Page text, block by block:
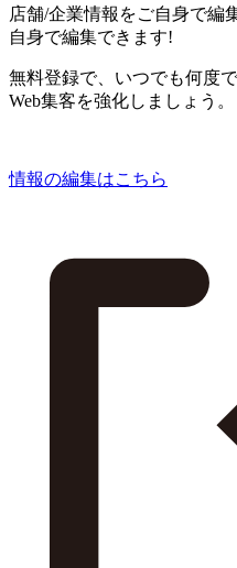
店舗/企業情報をご自身で編
自身で編集できます!
無料登録で、いつでも何度
Web集客を強化しましょう。
情報の編集はこちら